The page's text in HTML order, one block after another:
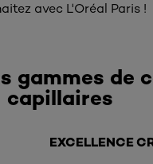
avec L'Oréal Paris !
gammes de
capillaires
EXCELLENCE